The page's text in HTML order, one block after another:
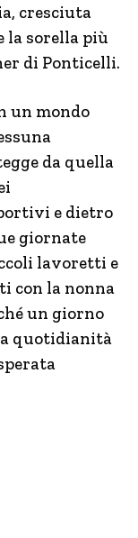
cresciuta
la sorella più
di Ponticelli.
un mondo
da quella
e dietro
giornate
lavoretti e
con la nonna
un giorno
quotidianità